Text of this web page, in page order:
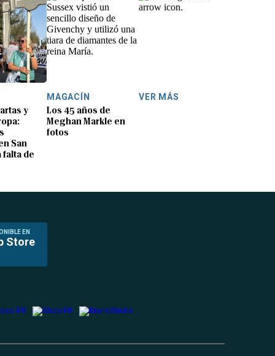
y
San
falta de
MAGACÍN
Los 45 años de
Meghan Markle en
fotos
VER MÁS
EN
Store